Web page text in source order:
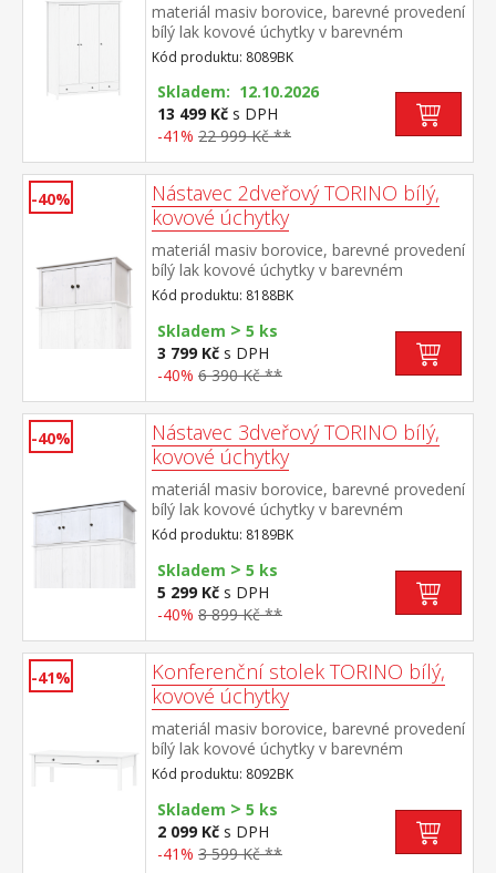
materiál masiv borovice, barevné provedení
bílý lak kovové úchytky v barevném
provedení černěná mosaz prostor dělený v
poměru 2:1 širší část šatní tyč a police, užší
část 3 police ve spodní části 2 zásuvky s
kovovými pojezdy doporučený nástavec
8189BK
Kód produktu: 8089BK
Skladem: 12.10.2026
13 499 Kč s DPH
-41% 22 999 Kč **
-40%
Nástavec 2dveřový TORINO bílý,
kovové úchytky
materiál masiv borovice, barevné provedení
bílý lak kovové úchytky v barevném
provedení černěná mosaz nástavec pro
skříň 8088BK
Kód produktu: 8188BK
Skladem > 5 ks
3 799 Kč s DPH
-40% 6 390 Kč **
-40%
Nástavec 3dveřový TORINO bílý,
kovové úchytky
materiál masiv borovice, barevné provedení
bílý lak kovové úchytky v barevném
provedení černěná mosaz nástavec pro
skříň 8089BK
Kód produktu: 8189BK
Skladem > 5 ks
5 299 Kč s DPH
-40% 8 899 Kč **
-41%
Konferenční stolek TORINO bílý,
kovové úchytky
materiál masiv borovice, barevné provedení
bílý lak kovové úchytky v barevném
provedení černěná mosaz široká zásuvka s
kovovými pojezdy
Kód produktu: 8092BK
Skladem > 5 ks
2 099 Kč s DPH
-41% 3 599 Kč **